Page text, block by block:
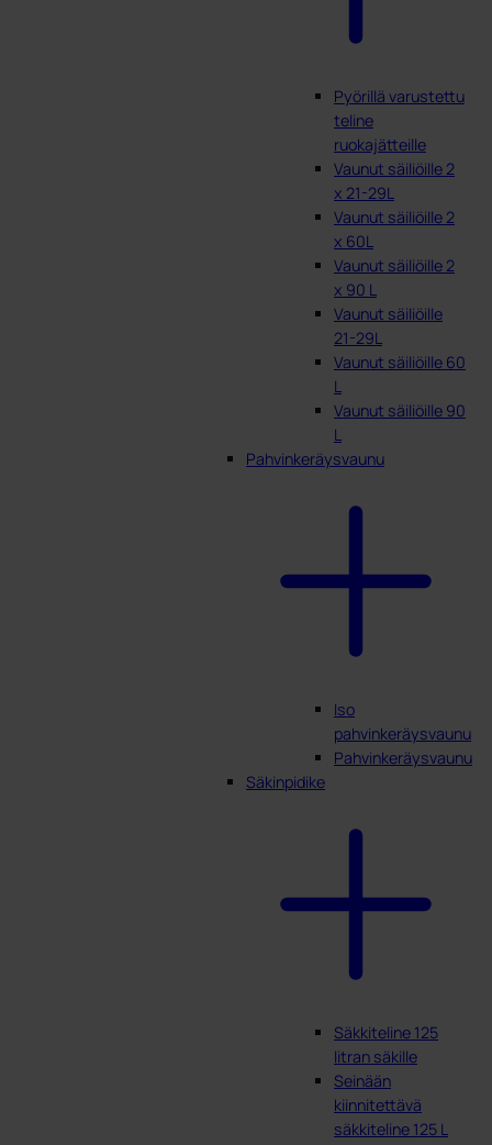
Pyörillä varustettu
teline
ruokajätteille
Vaunut säiliöille 2
x 21-29L
Vaunut säiliöille 2
x 60L
Vaunut säiliöille 2
x 90 L
Vaunut säiliöille
21-29L
Vaunut säiliöille 60
L
Vaunut säiliöille 90
L
Pahvinkeräysvaunu
Iso
pahvinkeräysvaunu
Pahvinkeräysvaunu
Säkinpidike
Säkkiteline 125
litran säkille
Seinään
kiinnitettävä
säkkiteline 125 L